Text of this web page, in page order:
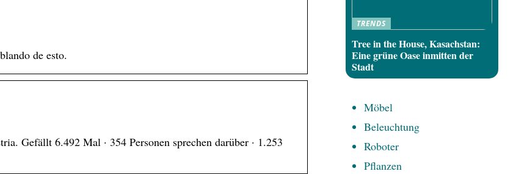
de esto.
Gefällt 6.492 Mal · 354 Personen sprechen darüber · 1.253
TRENDS
Tree in the House, Kasachstan:
Eine grüne Oase inmitten der
Stadt
Möbel
Beleuchtung
Roboter
Pflanzen